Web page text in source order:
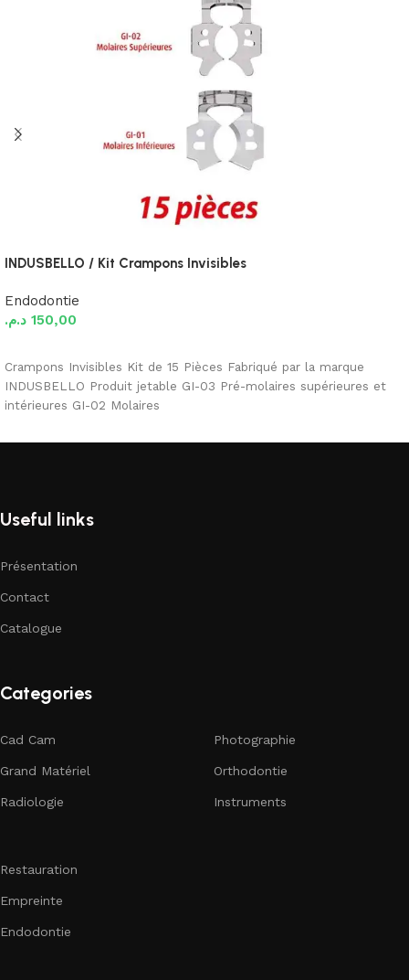
INDUSBELLO / Kit Crampons Invisibles
Endodontie
150,00 د.م.
Crampons Invisibles Kit de 15 Pièces Fabriqué par la marque
INDUSBELLO Produit jetable GI-03 Pré-molaires supérieures et
intérieures GI-02 Molaires
Useful links
Présentation
Contact
Catalogue
Categories
Cad Cam
Grand Matériel
Radiologie
Photographie
Orthodontie
Instruments
Restauration
Empreinte
Endodontie